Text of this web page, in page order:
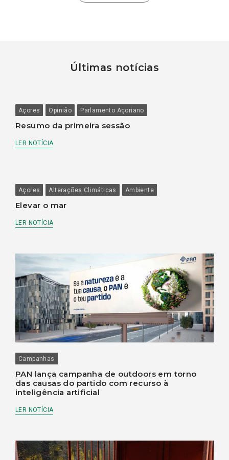
Últimas notícias
Açores Opinião Parlamento Açoriano
Resumo da primeira sessão
LER NOTÍCIA
Açores Alterações Climáticas Ambiente
Elevar o mar
LER NOTÍCIA
Campanhas
PAN lança campanha de outdoors em torno
das causas do partido com recurso à
inteligência artificial
LER NOTÍCIA